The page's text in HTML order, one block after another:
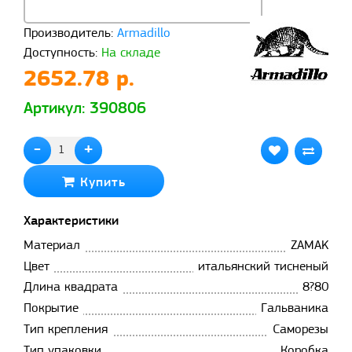
Производитель: Armadillo
Доступность: На складе
2652.78 р.
Артикул: 390806
- +
Купить
Характеристики
Материал
ZAMAK
Цвет
итальянский тисненый
Длина квадрата
8?80
Покрытие
Гальваника
Тип крепления
Саморезы